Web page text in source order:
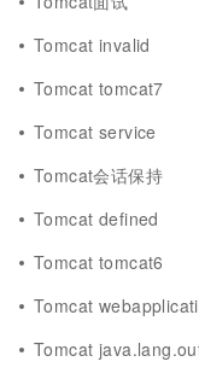
Tomcat invalid
Tomcat tomcat7
Tomcat service
Tomcat会话保持
Tomcat defined
Tomcat tomcat6
Tomcat
Tomcat